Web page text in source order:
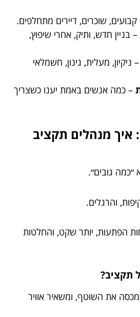
קבועים, שוכרים, דיירים מתחלפים.
– בניין חדש, ותיק, אחרי שיפוץ,
– ניקיון, מעלית, גינון, חשמלאי
– כמה אנשים באמת יענו כשצריך
איך מנהלים תקציב
״כמה גובים״.
והרגלים.
הפתעות, יותר שקט, והחלטות
תקציב?
את השוטף, ומשאיר אוויר